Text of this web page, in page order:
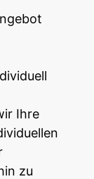
Ihre
zu